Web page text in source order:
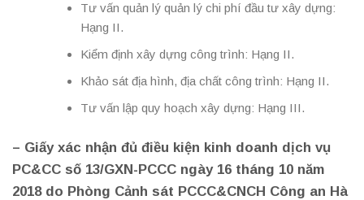
Tư vấn quản lý quản lý chi phí đầu tư xây dựng:
Hạng II.
Kiểm định xây dựng công trình: Hạng II.
Khảo sát địa hình, địa chất công trình: Hạng II.
Tư vấn lập quy hoạch xây dựng: Hạng III.
– Giấy xác nhận đủ điều kiện kinh doanh dịch vụ
PC&CC số 13/GXN-PCCC ngày 16 tháng 10 năm
2018 do Phòng Cảnh sát PCCC&CNCH Công an Hà